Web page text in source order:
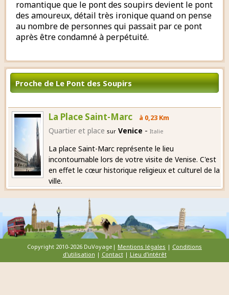
romantique que le pont des soupirs devient le pont
des amoureux, détail très ironique quand on pense
au nombre de personnes qui passait par ce pont
après être condamné à perpétuité.
Proche de Le Pont des Soupirs
La Place Saint-Marc à 0,23 Km
Quartier et place sur Venice - Italie
La place Saint-Marc représente le lieu
incontournable lors de votre visite de Venise. C'est
en effet le cœur historique religieux et culturel de la
ville.
Copyright 2010-2026 DuVoyage| Mentions légales | Conditions
d'utilisation | Contact| Lieu d'intérêt